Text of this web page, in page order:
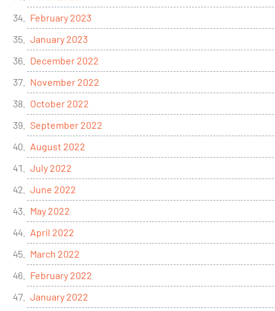
February 2023
January 2023
December 2022
November 2022
October 2022
September 2022
August 2022
July 2022
June 2022
May 2022
April 2022
March 2022
February 2022
January 2022